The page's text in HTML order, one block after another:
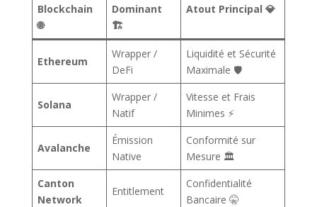
Blockchain
🌐
Dominant
🏗️
Atout Principal 💎
Ethereum
Wrapper /
DeFi
Liquidité et Sécurité
Maximale 🛡️
Solana
Wrapper /
Natif
Vitesse et Frais
Minimes ⚡
Avalanche
Émission
Native
Conformité sur
Mesure 🏛️
Canton
Network
Entitlement
Confidentialité
Bancaire 🤫